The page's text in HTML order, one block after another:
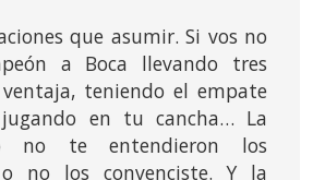
que asumir. Si vos no
a Boca llevando tres
teniendo el empate
en tu cancha… La
no te entendieron los
o no los convenciste. Y la